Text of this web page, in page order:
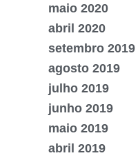
maio 2020
abril 2020
setembro 2019
agosto 2019
julho 2019
junho 2019
maio 2019
abril 2019